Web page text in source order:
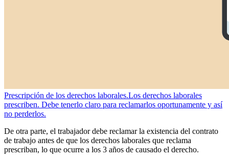
Prescripción de los derechos laborales.Los derechos laborales
prescriben. Debe tenerlo claro para reclamarlos oportunamente y así
no perderlos.
De otra parte, el trabajador debe reclamar la existencia del contrato
de trabajo antes de que los derechos laborales que reclama
prescriban, lo que ocurre a los 3 años de causado el derecho.